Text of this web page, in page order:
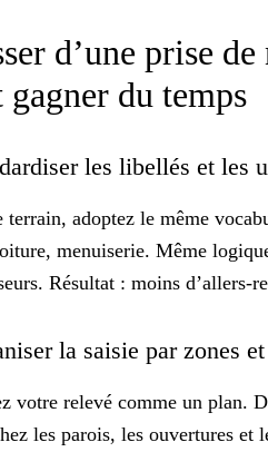
d’une prise
du temps
les libellés et les
terrain, adoptez le même
menuiserie. Même
Résultat : moins d’allers-
la saisie par zones
votre relevé comme un plan.
les parois, les ouvertures et